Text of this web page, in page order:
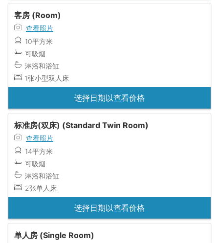
客房 (Room)
查看照片
10平方米
可吸烟
淋浴和浴缸
1张小型双人床
选择日期以查看价格
标准房(双床) (Standard Twin Room)
查看照片
14平方米
可吸烟
淋浴和浴缸
2张单人床
选择日期以查看价格
单人房 (Single Room)